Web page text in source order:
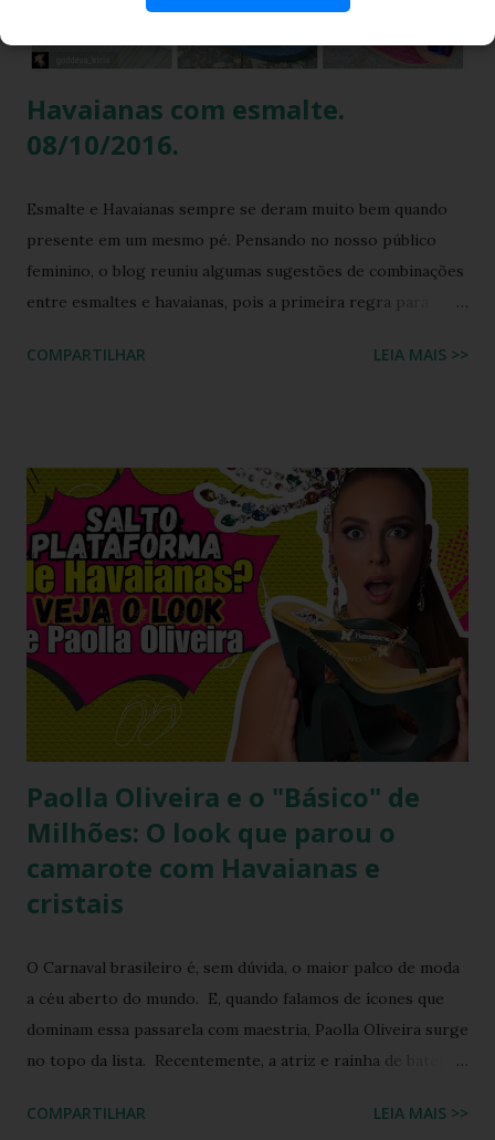
fashionista: a fusão impecável da lendária sola de borracha
Havaianas com tiras revestidas de tecido drapeado com
Havaianas com esmalte.
08/10/2016.
Esmalte e Havaianas sempre se deram muito bem quando
presente em um mesmo pé. Pensando no nosso público
feminino, o blog reuniu algumas sugestões de combinações
entre esmaltes e havaianas, pois a primeira regra para
BUSCA PERSONALIZADA NOS ACERVOS DO BLOG
COMPARTILHAR LEIA MAIS >>
Paolla Oliveira e o "Básico" de
Milhões: O look que parou o
camarote com Havaianas e
cristais
O Carnaval brasileiro é, sem dúvida, o maior palco de moda
a céu aberto do mundo. E, quando falamos de ícones que
dominam essa passarela com maestria, Paolla Oliveira surge
no topo da lista. Recentemente, a atriz e rainha de bateria
preparação para o Camarote Havaianas , na Sapucaí. Com o
COMPARTILHAR LEIA MAIS >>